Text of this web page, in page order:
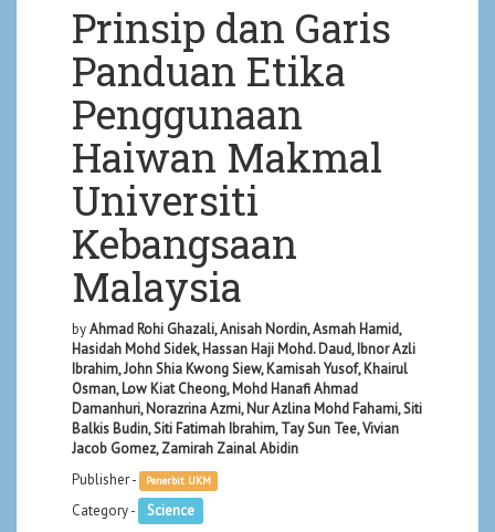
Prinsip dan Garis
Panduan Etika
Penggunaan
Haiwan Makmal
Universiti
Kebangsaan
Malaysia
byAhmad Rohi Ghazali, Anisah Nordin, Asmah Hamid,
Hasidah Mohd Sidek, Hassan Haji Mohd. Daud, Ibnor Azli
Ibrahim, John Shia Kwong Siew, Kamisah Yusof, Khairul
Osman, Low Kiat Cheong, Mohd Hanafi Ahmad
Damanhuri, Norazrina Azmi, Nur Azlina Mohd Fahami, Siti
Balkis Budin, Siti Fatimah Ibrahim, Tay Sun Tee, Vivian
Jacob Gomez, Zamirah Zainal Abidin
Publisher -
Penerbit UKM
Category - Science